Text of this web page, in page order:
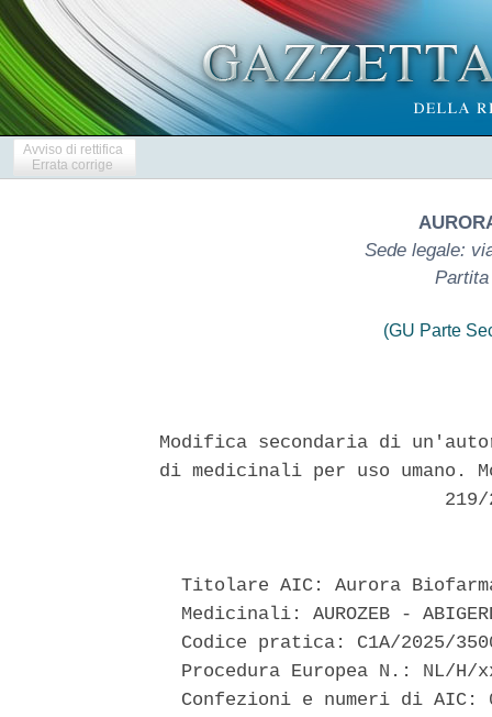
Avviso di rettifica
Errata corrige
Sede legale:
Partita
(GU Parte
Modifica secondaria di
di medicinali per uso umano.
Titolare AIC: Aurora
Medicinali: AUROZEB -
Codice pratica: C1A/2025/
Procedura Europea N.: NL/
Confezioni e numeri di AIC: